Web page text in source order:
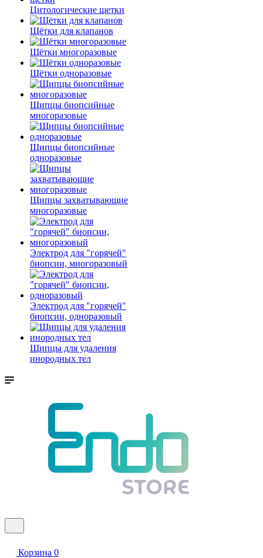
Цитологические щетки
Щётки для клапанов
Щётки многоразовые
Щётки одноразовые
Щипцы биопсийные
многоразовые
Щипцы биопсийные
одноразовые
Щипцы захватывающие
многоразовые
Электрод для "горячей"
биопсии, многоразовый
Электрод для "горячей"
биопсии, одноразовый
Щипцы для удаления
инородных тел
Корзина 0